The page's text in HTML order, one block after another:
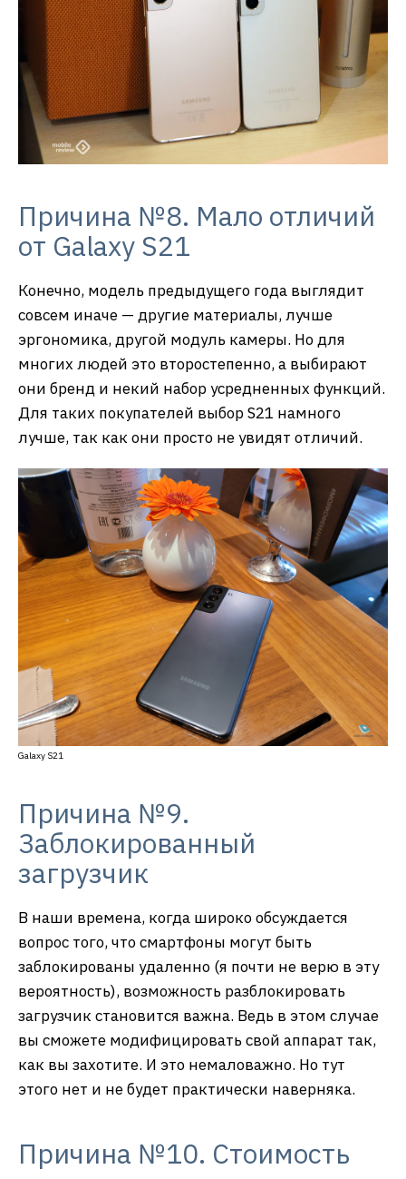
Причина №8. Мало отличий
от Galaxy S21
Конечно, модель предыдущего года выглядит
совсем иначе — другие материалы, лучше
эргономика, другой модуль камеры. Но для
многих людей это второстепенно, а выбирают
они бренд и некий набор усредненных функций.
Для таких покупателей выбор S21 намного
лучше, так как они просто не увидят отличий.
Galaxy S21
Причина №9.
Заблокированный
загрузчик
В наши времена, когда широко обсуждается
вопрос того, что смартфоны могут быть
заблокированы удаленно (я почти не верю в эту
вероятность), возможность разблокировать
загрузчик становится важна. Ведь в этом случае
вы сможете модифицировать свой аппарат так,
как вы захотите. И это немаловажно. Но тут
этого нет и не будет практически наверняка.
Причина №10. Стоимость